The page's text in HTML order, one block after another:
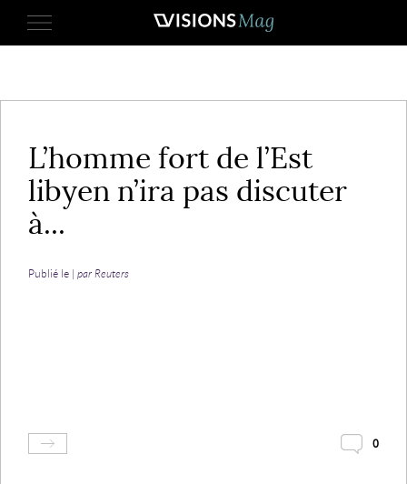
L’homme fort de l’Est
libyen n’ira pas discuter
à...
Publié le | par Reuters
0